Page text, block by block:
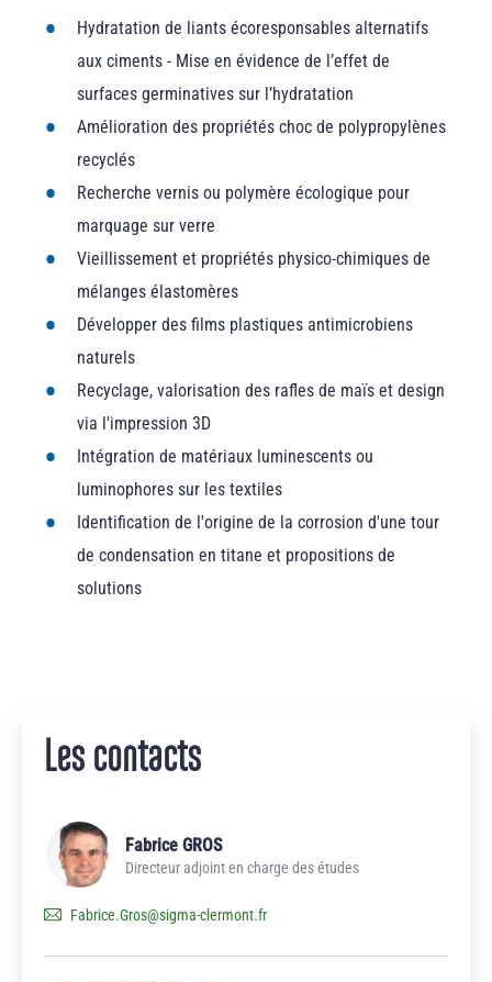
Hydratation de liants écoresponsables alternatifs
aux ciments - Mise en évidence de l’effet de
surfaces germinatives sur l’hydratation
Amélioration des propriétés choc de polypropylènes
recyclés
Recherche vernis ou polymère écologique pour
marquage sur verre
Vieillissement et propriétés physico-chimiques de
mélanges élastomères
Développer des films plastiques antimicrobiens
naturels
Recyclage, valorisation des rafles de maïs et design
via l'impression 3D
Intégration de matériaux luminescents ou
luminophores sur les textiles
Identification de l'origine de la corrosion d'une tour
de condensation en titane et propositions de
solutions
Les contacts
Fabrice GROS
Directeur adjoint en charge des études
Fabrice.Gros@sigma-clermont.fr